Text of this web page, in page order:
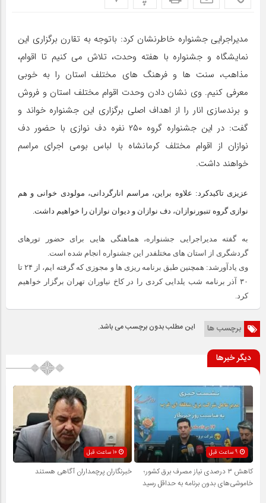
مدیراجرایی جشنواره خاطرنشان کرد: باتوجه به تقارن برگزاری این
نمایشگاه و جشنواره با هفته وحدت، تلاش می کنیم تا اقوام،
مذاهب، سنت ها و فرهنگ های مختلف استان را به خوبی
معرفی کنیم. وی نشان دادن وحدت اقوام مختلف استان و فروش
و برندسازی انار را از اهداف اصلی برگزاری این جشنواره خواند و
گفت: در این جشنواره گروه ۲۵۰ نفره دف نوازی با حضور دف
نوازان از اقوام مختلف کرمانشاه با لباس بومی اجرای مراسم
خواهند داشت.
عزیزی تاکیدکرد: علاوه براین، مراسم انارگردانی، مولودی خوانی و هم
نوازی گروه تنبورنوازان، دف نوازان و دیوان نوازان را خواهیم داشت.
به گفته مدیراجرایی جشنواره، هماهنگی هایی برای حضور تورهای
گردشگری از استان های مختلفدر این جشنواره انجام شده است.
وی یادآورشد: همچنین طبق برنامه ریزی ها و مجوزی که گرفته ایم، از ۲۴ تا
۳۰ آذر برنامه شب یلدایی کردی را در کاخ نیاوران تهران برگزار خواهیم
کرد.
برچسب ها این مطلب بدون برچسب می باشد.
دیگر خبرها
کاهش ۳ درصدی نیاز مصرف برق کشور؛
خاموشی‌های بدون برنامه به حداقل رسید
خبرنگاران پرچمداران آگاهی هستند